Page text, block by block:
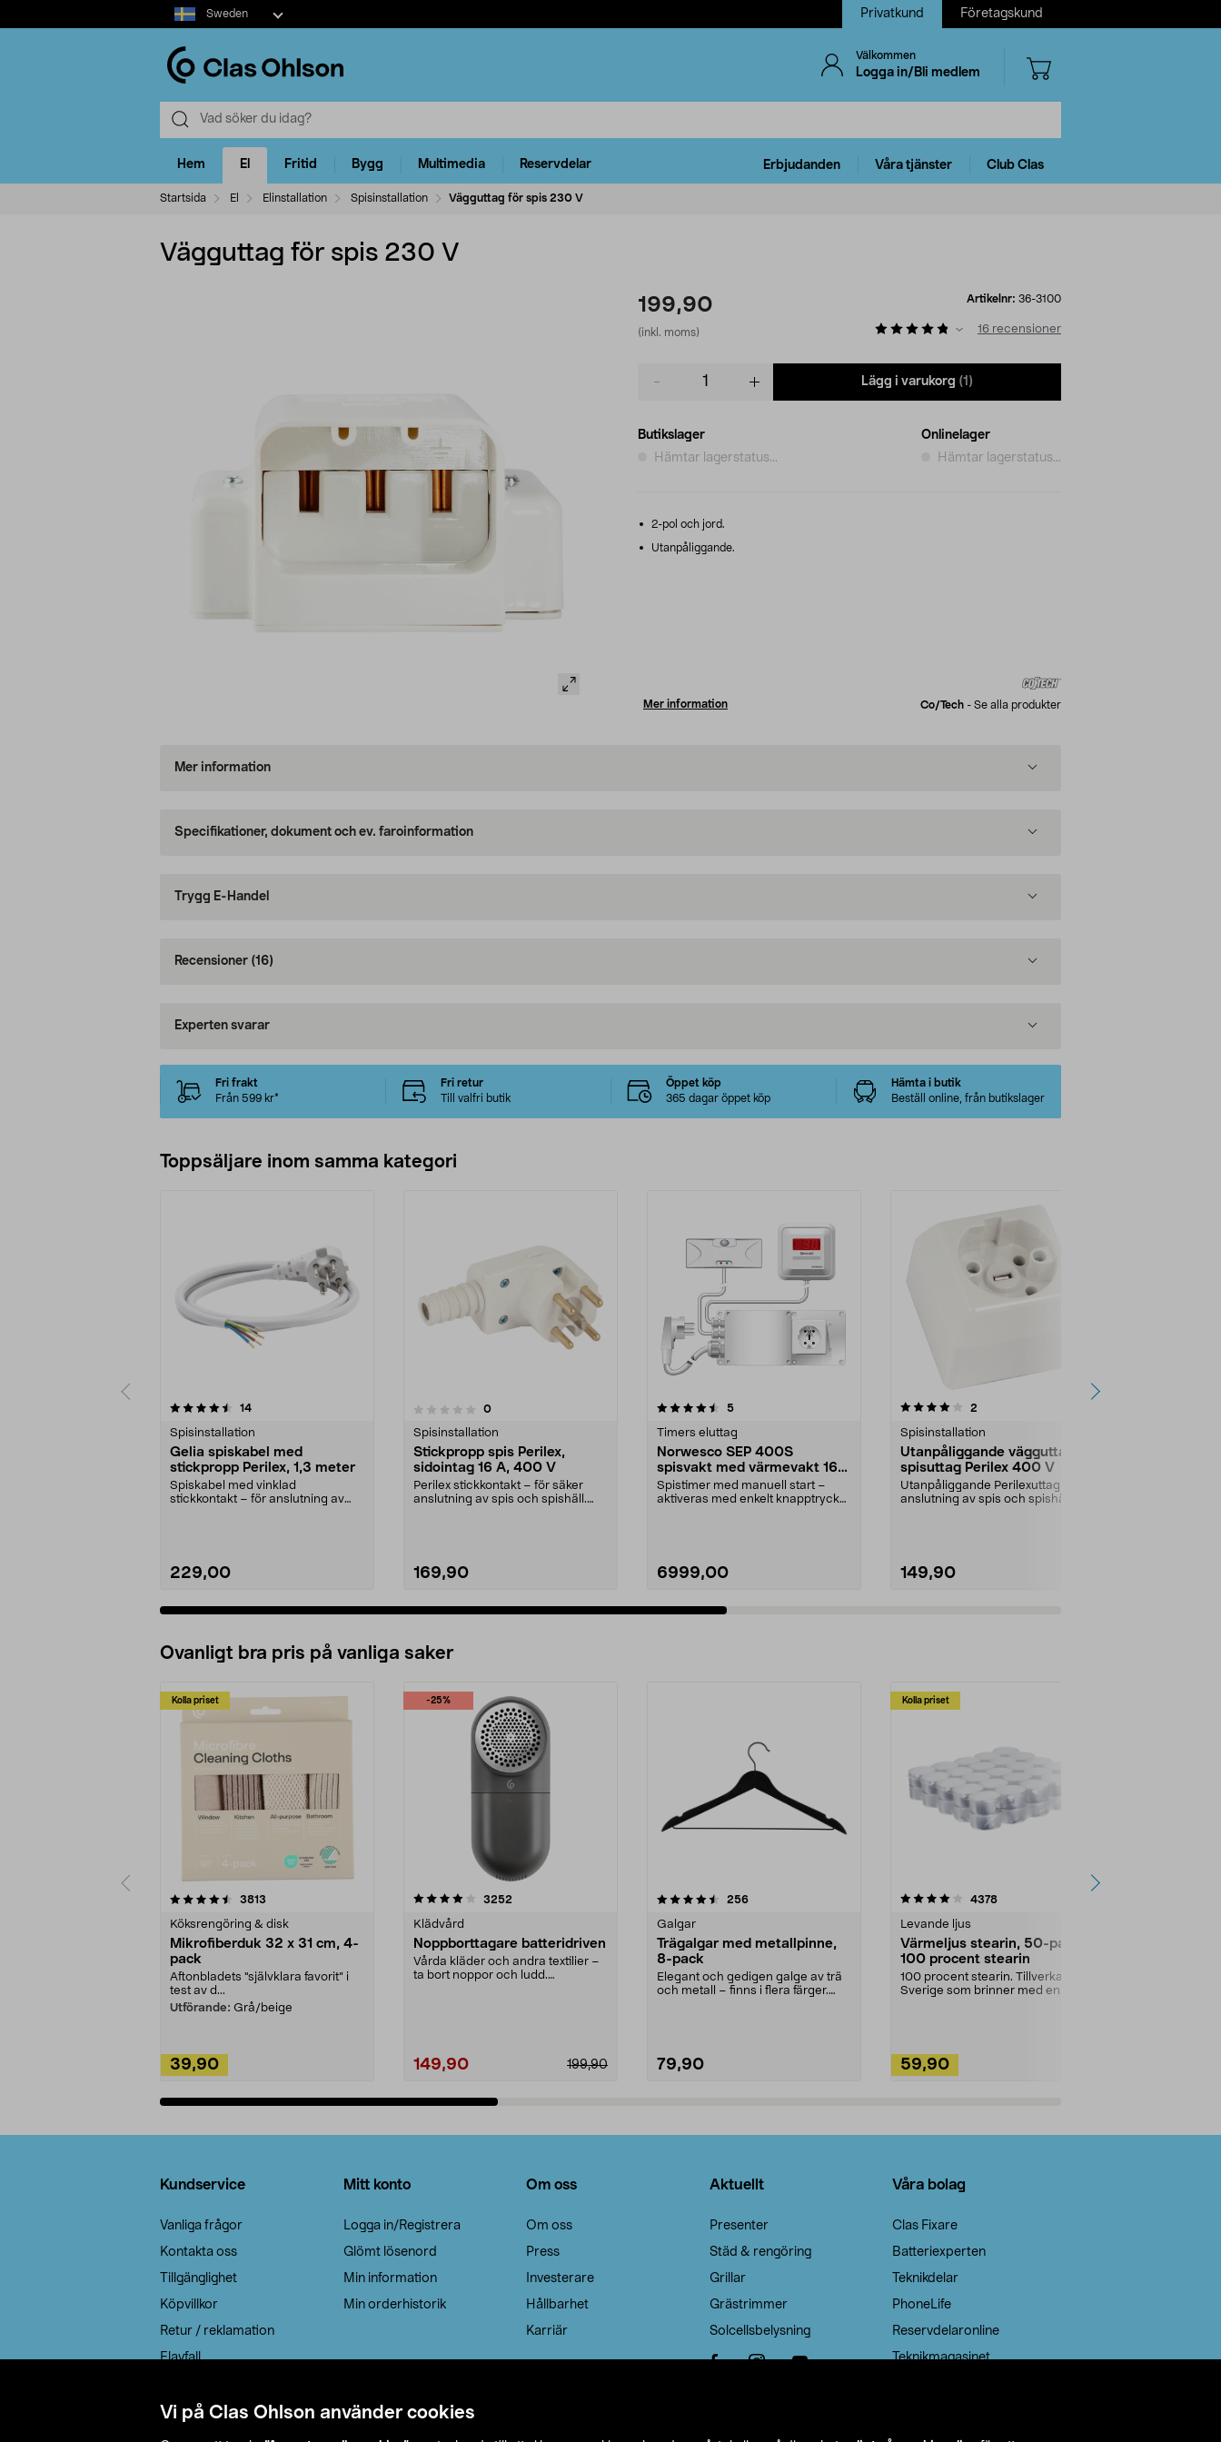
Vi på Clas Ohlson använder cookies
Select
market
Sweden Privatkund Företagskund
Välkommen
Logga in/Bli medlem
Hem El Fritid Bygg Multimedia Reservdelar Erbjudanden Våra tjänster Club Clas
Startsida El Elinstallation Spisinstallation Vägguttag för spis 230 V
Vägguttag för spis 230 V
199,90
(inkl. moms)
Artikelnr: 36-3100
16 recensioner
Lägg i varukorg (1)
Butikslager
Hämtar lagerstatus...
Onlinelager
Hämtar lagerstatus...
2-pol och jord.
Utanpåliggande.
Mer information Co/tech - Se alla produkter
Mer information
Specifikationer, dokument och ev. faroinformation
Trygg E-Handel
Recensioner (16)
Experten svarar
Fri frakt
Från 599 kr*
Fri retur
Till valfri butik
Öppet köp
365 dagar öppet köp
Hämta i butik
Beställ online, från butikslager
Toppsäljare inom samma kategori
14recensioner
Spisinstallation
Gelia spiskabel med
stickpropp Perilex, 1,3 meter
Spiskabel med vinklad
stickkontakt – för anslutning av
229,00
0.0 av 5 stjärnor 0recensioner
Spisinstallation
Stickpropp spis Perilex,
sidointag 16 A, 400 V
Perilex stickkontakt – för säker
anslutning av spis och spishäll.
169,90
4.5 av 5 stjärnor 5recensioner
Timers eluttag
Norwesco SEP 400S
spisvakt med värmevakt 16
A, 400 V
Spistimer med manuell start –
aktiveras med enkelt knapptryck
6999,00
4.0 av 5 stjärnor 2
Spisinstallation
Utanpåliggande vägguttag /
spisuttag Perilex 400 V
Utanpåliggande Perilexuttag – för
anslutning av spis och spishäll.
149,90
5.0 av 5 stjärnor
Ovanligt bra pris på vanliga saker
Kolla priset
3813
Köksrengöring & disk
Mikrofiberduk 32 x 31 cm, 4-
pack
Aftonbladets "självklara favorit” i
test av d...
Utförande: Grå/beige
39,90
-25%
4.0av 5 stjärnor 3252
Klädvård
Noppborttagare batteridriven
Vårda kläder och andra textilier –
ta bort noppor och ludd.
199,90
149,90
4.5av 5 stjärnor 256recensioner
Galgar
Trägalgar med metallpinne,
8-pack
Elegant och gedigen galge av trä
och metall – finns i flera färger.
79,90
Kolla priset
4.0av 5 stjärnor 4378recensioner
Levande ljus
Värmeljus stearin, 50-pack,
100 procent stearin
100 procent stearin. Tillverkade i
Sverige som brinner med en
59,90
4.5av 5 stjärnor
Kundservice
Vanliga frågor
Kontakta oss
Tillgänglighet
Köpvillkor
Retur / reklamation
Elavfall
Leveransalternativ
Mitt konto
Logga in/Registrera
Glömt lösenord
Min information
Min orderhistorik
Om oss
Om oss
Press
Investerare
Hållbarhet
Karriär
Aktuellt
Presenter
Städ & rengöring
Grillar
Grästrimmer
Solcellsbelysning
Våra bolag
Clas Fixare
Batteriexperten
Teknikdelar
PhoneLife
Reservdelaronline
Teknikmagasinet